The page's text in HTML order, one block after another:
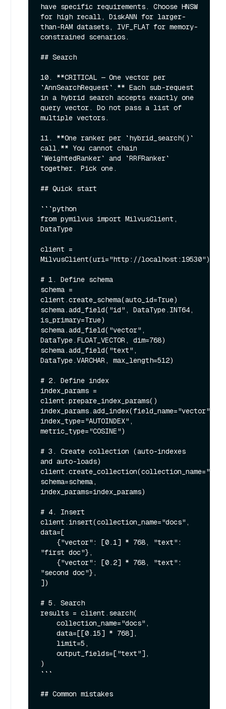
have specific requirements. Choose HNSW
for high recall, DiskANN for larger-
than-RAM datasets, IVF_FLAT for memory-
constrained scenarios.
## Search
10. **CRITICAL — One vector per
`AnnSearchRequest`.** Each sub-request
in a hybrid search accepts exactly one
query vector. Do not pass a list of
multiple vectors.
11. **One ranker per `hybrid_search()`
call.** You cannot chain
`WeightedRanker` and `RRFRanker`
together. Pick one.
## Quick start
```python
from pymilvus import MilvusClient,
DataType
client =
MilvusClient(uri="http://localhost:19530")
# 1. Define schema
schema =
client.create_schema(auto_id=True)
schema.add_field("id", DataType.INT64,
is_primary=True)
schema.add_field("vector",
DataType.FLOAT_VECTOR, dim=768)
schema.add_field("text",
DataType.VARCHAR, max_length=512)
# 2. Define index
index_params =
client.prepare_index_params()
index_params.add_index(field_name="vector",
index_type="AUTOINDEX",
metric_type="COSINE")
# 3. Create collection (auto-indexes
and auto-loads)
schema=schema,
index_params=index_params)
# 4. Insert
client.insert(collection_name="docs",
data=[
"first doc"},
"second doc"},
])
# 5. Search
results = client.search(
)
```
## Common mistakes